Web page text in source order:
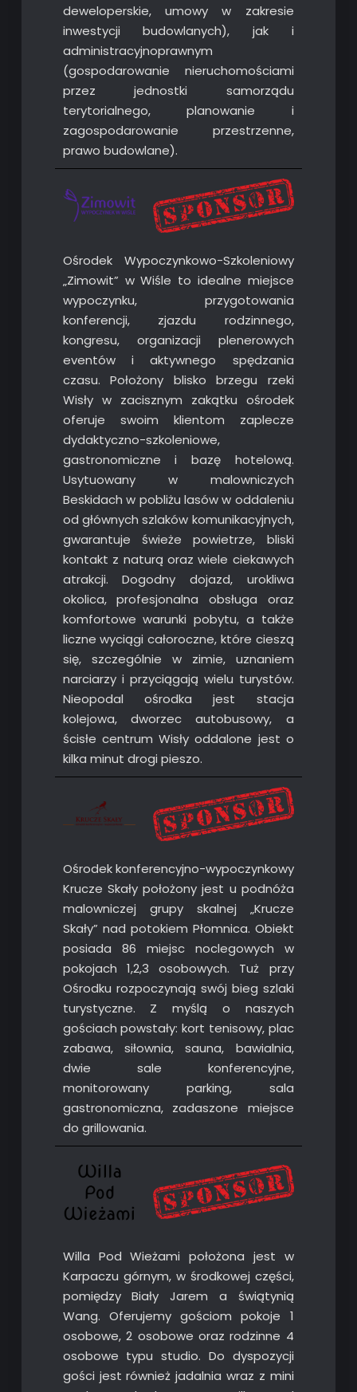
deweloperskie, umowy w zakresie
inwestycji budowlanych), jak i
administracyjnoprawnym
(gospodarowanie nieruchomościami
przez jednostki samorządu
terytorialnego, planowanie i
zagospodarowanie przestrzenne,
prawo budowlane).
Ośrodek Wypoczynkowo-Szkoleniowy
„Zimowit” w Wiśle to idealne miejsce
wypoczynku, przygotowania
konferencji, zjazdu rodzinnego,
kongresu, organizacji plenerowych
eventów i aktywnego spędzania
czasu. Położony blisko brzegu rzeki
Wisły w zacisznym zakątku ośrodek
oferuje swoim klientom zaplecze
dydaktyczno-szkoleniowe,
gastronomiczne i bazę hotelową.
Usytuowany w malowniczych
Beskidach w pobliżu lasów w oddaleniu
od głównych szlaków komunikacyjnych,
gwarantuje świeże powietrze, bliski
kontakt z naturą oraz wiele ciekawych
atrakcji. Dogodny dojazd, urokliwa
okolica, profesjonalna obsługa oraz
komfortowe warunki pobytu, a także
liczne wyciągi całoroczne, które cieszą
się, szczególnie w zimie, uznaniem
narciarzy i przyciągają wielu turystów.
Nieopodal ośrodka jest stacja
kolejowa, dworzec autobusowy, a
ścisłe centrum Wisły oddalone jest o
kilka minut drogi pieszo.
Ośrodek konferencyjno-wypoczynkowy
Krucze Skały położony jest u podnóża
malowniczej grupy skalnej „Krucze
Skały” nad potokiem Płomnica. Obiekt
posiada 86 miejsc noclegowych w
pokojach 1,2,3 osobowych. Tuż przy
Ośrodku rozpoczynają swój bieg szlaki
turystyczne. Z myślą o naszych
gościach powstały: kort tenisowy, plac
zabawa, siłownia, sauna, bawialnia,
dwie sale konferencyjne,
monitorowany parking, sala
gastronomiczna, zadaszone miejsce
do grillowania.
Willa Pod Wieżami położona jest w
Karpaczu górnym, w środkowej części,
pomiędzy Biały Jarem a świątynią
Wang. Oferujemy gościom pokoje 1
osobowe, 2 osobowe oraz rodzinne 4
osobowe typu studio. Do dyspozycji
gości jest również jadalnia wraz z mini